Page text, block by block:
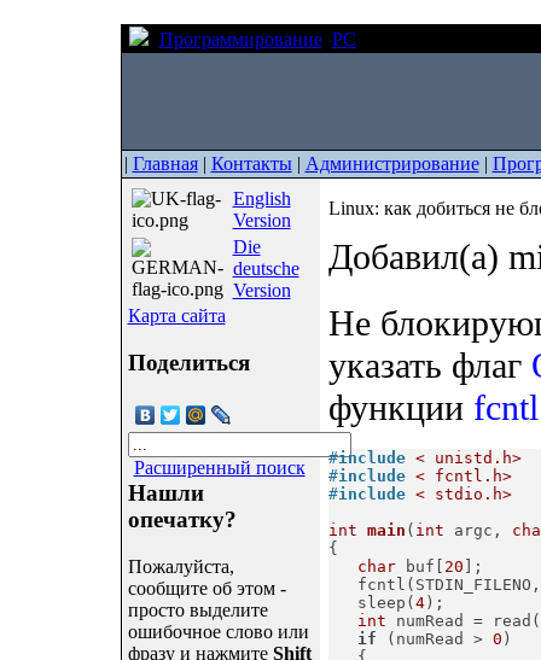
Программирование PC
| Главная| Контакты| Администрирование|
English
Version
Die
deutsche
Version
Карта сайта
Поделиться
Расширенный поиск
Нашли
опечатку?
Пожалуйста,
сообщите об этом -
просто выделите
ошибочное слово или
фразу и нажмите Shift
Linux: как добиться не
Добавил(а)
Не
указать флаг
функции fcntl
#include < unistd.h>
#include < fcntl.h>
#include < stdio.h>
int main ( int argc,
{
char buf[ 20 ];
   sleep(
4);
int numRead =
if (numRead > 0 )